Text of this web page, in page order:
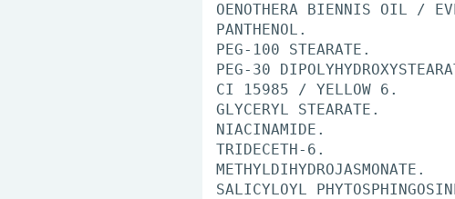
OENOTHERA BIENNIS OIL /
PANTHENOL.
PEG-100 STEARATE.
PEG-30
CI 15985 / YELLOW 6.
GLYCERYL STEARATE.
NIACINAMIDE.
TRIDECETH-6.
METHYLDIHYDROJASMONATE.
SALICYLOYL